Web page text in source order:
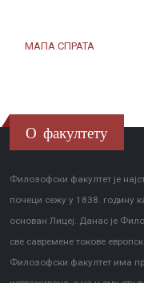
МАПА СПРАТА
О факултету
Филозофски факултет је
почеци сежу у 1838. годину
основан Лицеј. Данас је
све савремене токове
Филозофски факултет има